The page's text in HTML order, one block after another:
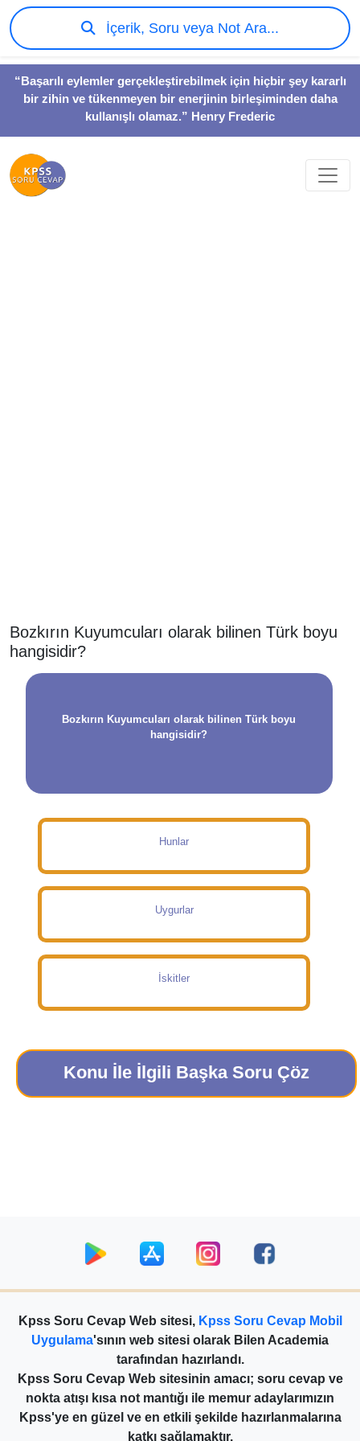
“Başarılı eylemler gerçekleştirebilmek için hiçbir şey kararlı
bir zihin ve tükenmeyen bir enerjinin birleşiminden daha
kullanışlı olamaz.” Henry Frederic
İçerik, Soru veya Not Ara...
Bozkırın Kuyumcuları olarak bilinen Türk boyu
hangisidir?
Bozkırın Kuyumcuları olarak bilinen Türk boyu
hangisidir?
Hunlar
Uygurlar
İskitler
Konu İle İlgili Başka Soru Çöz
Kpss Soru Cevap Web sitesi, Kpss Soru Cevap Mobil
Uygulama'sının web sitesi olarak Bilen Academia
tarafından hazırlandı.
Kpss Soru Cevap Web sitesinin amacı; soru cevap ve
nokta atışı kısa not mantığı ile memur adaylarımızın
Kpss'ye en güzel ve en etkili şekilde hazırlanmalarına
katkı sağlamaktır.